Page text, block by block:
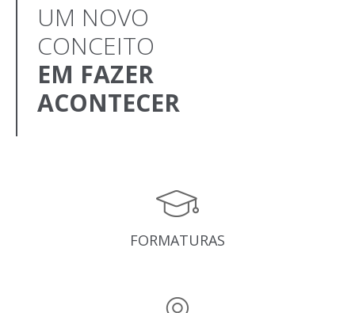
UM NOVO
CONCEITO
EM FAZER
ACONTECER
FORMATURAS